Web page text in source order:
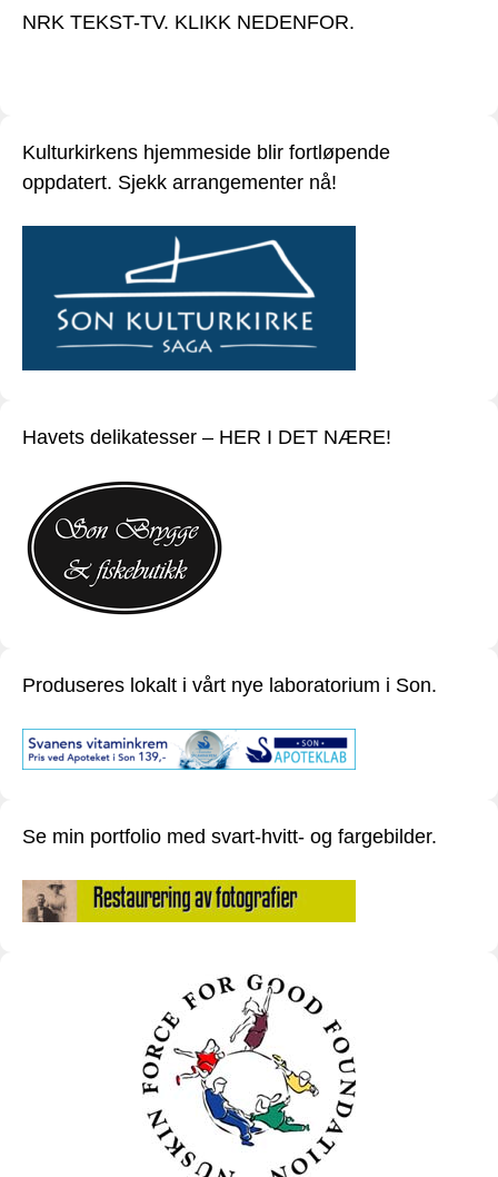
NRK TEKST-TV. KLIKK NEDENFOR.
Kulturkirkens hjemmeside blir fortløpende
oppdatert. Sjekk arrangementer nå!
Havets delikatesser – HER I DET NÆRE!
Produseres lokalt i vårt nye laboratorium i Son.
Se min portfolio med svart-hvitt- og fargebilder.